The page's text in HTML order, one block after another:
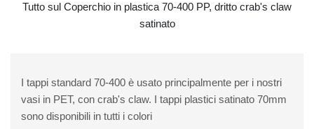
Tutto sul Coperchio in plastica 70-400 PP, dritto crab's claw
satinato
I tappi standard 70-400 è usato principalmente per i nostri
vasi in PET, con crab's claw. I tappi plastici satinato 70mm
sono disponibili in tutti i colori